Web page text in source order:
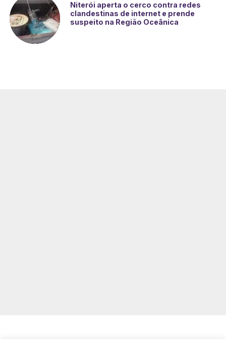
Niterói aperta o cerco contra redes
clandestinas de internet e prende
suspeito na Região Oceânica